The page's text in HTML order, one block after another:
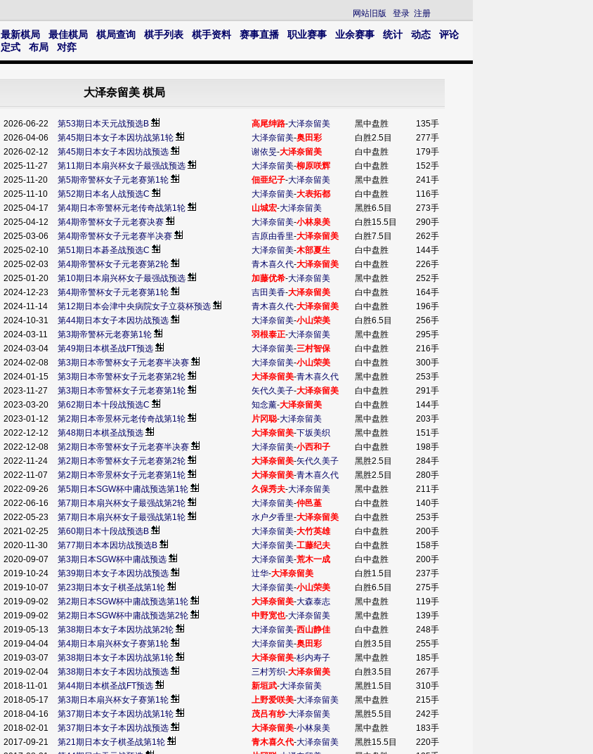
网站旧版 登录 注册
最新棋局 最佳棋局 棋局查询 棋手列表 棋手资料 赛事直播 职业赛事 业余赛事 统计 动态
评论
定式 布局 对弈
大泽奈留美 棋局
2026-06-22 第53期日本天元战预选B 高尾绅路-大泽奈留美 黑中盘胜
135手
2026-04-06 第45期日本女子本因坊战第1轮 大泽奈留美-奥田彩 白胜2.5目
277手
2026-02-12 第45期日本女子本因坊战预选 谢依旻-大泽奈留美 白中盘胜
179手
2025-11-27 第11期日本扇兴杯女子最强战预选 大泽奈留美-柳原咲辉 白中盘胜
152手
2025-11-20 第5期帝警杯女子元老赛第1轮 佃亜纪子-大泽奈留美 黑中盘胜
241手
2025-11-10 第52期日本名人战预选C 大泽奈留美-大表拓都 白中盘胜
116手
2025-04-17 第4期日本帝警杯元老传奇战第1轮 山城宏-大泽奈留美 黑胜6.5目
273手
2025-04-12 第4期帝警杯女子元老赛决赛 大泽奈留美-小林泉美 白胜15.5目
290手
2025-03-06 第4期帝警杯女子元老赛半决赛 吉原由香里-大泽奈留美 白胜7.5目
262手
2025-02-10 第51期日本碁圣战预选C 大泽奈留美-木部夏生 白中盘胜
144手
2025-02-03 第4期帝警杯女子元老赛第2轮 青木喜久代-大泽奈留美 白中盘胜
226手
2025-01-20 第10期日本扇兴杯女子最强战预选 加藤优希-大泽奈留美 黑中盘胜
252手
2024-12-23 第4期帝警杯女子元老赛第1轮 吉田美香-大泽奈留美 白中盘胜
164手
2024-11-14 第12期日本会津中央病院女子立葵杯预选 青木喜久代-大泽奈留美 白中盘胜
196手
2024-10-31 第44期日本女子本因坊战预选 大泽奈留美-小山荣美 白胜6.5目
256手
2024-03-11 第3期帝警杯元老赛第1轮 羽根泰正-大泽奈留美 黑中盘胜
295手
2024-03-04 第49期日本棋圣战FT预选 大泽奈留美-三村智保 白中盘胜
216手
2024-02-08 第3期日本帝警杯女子元老赛半决赛 大泽奈留美-小山荣美 白中盘胜
300手
2024-01-15 第3期日本帝警杯女子元老赛第2轮 大泽奈留美-青木喜久代 黑中盘胜
253手
2023-11-27 第3期日本帝警杯女子元老赛第1轮 矢代久美子-大泽奈留美 白中盘胜
291手
2023-03-20 第62期日本十段战预选C 知念薰-大泽奈留美 白中盘胜
144手
2023-01-12 第2期日本帝景杯元老传奇战第1轮 片冈聪-大泽奈留美 黑中盘胜
203手
2022-12-12 第48期日本棋圣战预选 大泽奈留美-下坂美织 黑中盘胜
151手
2022-12-08 第2期日本帝警杯女子元老赛半决赛 大泽奈留美-小西和子 白中盘胜
198手
2022-11-24 第2期日本帝警杯女子元老赛第2轮 大泽奈留美-矢代久美子 黑胜2.5目
284手
2022-11-07 第2期日本帝景杯女子元老赛第1轮 大泽奈留美-青木喜久代 黑胜2.5目
280手
2022-09-26 第5期日本SGW杯中庸战预选第1轮 久保秀夫-大泽奈留美 黑中盘胜
211手
2022-06-16 第7期日本扇兴杯女子最强战第2轮 大泽奈留美-仲邑堇 白中盘胜
140手
2022-05-23 第7期日本扇兴杯女子最强战第1轮 水户夕香里-大泽奈留美 白中盘胜
253手
2021-02-25 第60期日本十段战预选B 大泽奈留美-大竹英雄 白中盘胜
200手
2020-11-30 第77期日本本因坊战预选B 大泽奈留美-工藤纪夫 白中盘胜
158手
2020-09-07 第3期日本SGW杯中庸战预选 大泽奈留美-荒木一成 白中盘胜
200手
2019-10-24 第39期日本女子本因坊战预选 辻华-大泽奈留美 白胜1.5目
237手
2019-10-07 第23期日本女子棋圣战第1轮 大泽奈留美-小山荣美 白胜6.5目
275手
2019-09-02 第2期日本SGW杯中庸战预选第1轮 大泽奈留美-大森泰志 黑中盘胜
119手
2019-09-02 第2期日本SGW杯中庸战预选第2轮 中野宽也-大泽奈留美 黑中盘胜
139手
2019-05-13 第38期日本女子本因坊战第2轮 大泽奈留美-西山静佳 白中盘胜
248手
2019-04-04 第4期日本扇兴杯女子赛第1轮 大泽奈留美-奥田彩 白胜3.5目
255手
2019-03-07 第38期日本女子本因坊战第1轮 大泽奈留美-杉内寿子 黑中盘胜
185手
2019-02-04 第38期日本女子本因坊战预选 三村芳织-大泽奈留美 白胜3.5目
267手
2018-11-01 第44期日本棋圣战FT预选 新垣武-大泽奈留美 黑胜1.5目
310手
2018-05-17 第3期日本扇兴杯女子赛第1轮 上野爱咲美-大泽奈留美 黑中盘胜
215手
2018-04-16 第37期日本女子本因坊战第1轮 茂吕有纱-大泽奈留美 黑胜5.5目
242手
2018-02-01 第37期日本女子本因坊战预选 大泽奈留美-小林泉美 黑中盘胜
183手
2017-09-21 第21期日本女子棋圣战第1轮 青木喜久代-大泽奈留美 黑胜15.5目
220手